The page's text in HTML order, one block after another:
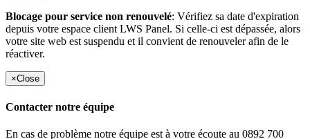
Blocage pour service non renouvelé: Vérifiez sa date d'expiration
depuis votre espace client LWS Panel. Si celle-ci est dépassée, alors
votre site web est suspendu et il convient de renouveler afin de le
réactiver.
×Close
Contacter notre équipe
En cas de problème notre équipe est à votre écoute au 0892 700